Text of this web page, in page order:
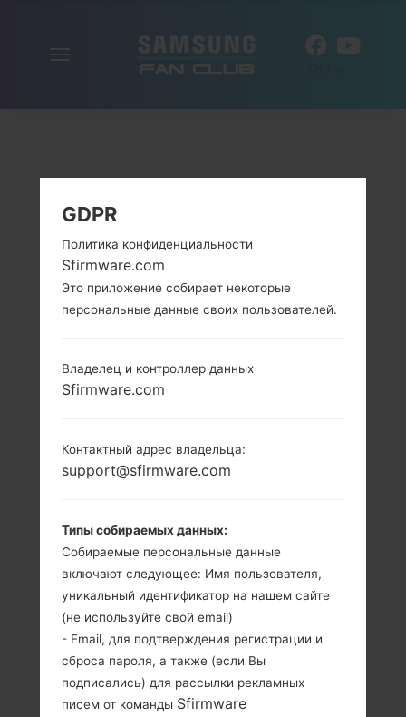
GDPR
Политика конфиденциальности
Sfirmware.com
Это приложение собирает некоторые
персональные данные своих пользователей.
Владелец и контроллер данных
Sfirmware.com
Контактный адрес владельца:
support@sfirmware.com
Типы собираемых данных:
Собираемые персональные данные
включают следующее: Имя пользователя,
уникальный идентификатор на нашем сайте
(не используйте свой email)
- Email, для подтверждения регистрации и
сброса пароля, а также (если Вы
подписались) для рассылки рекламных
писем от команды Sfirmware